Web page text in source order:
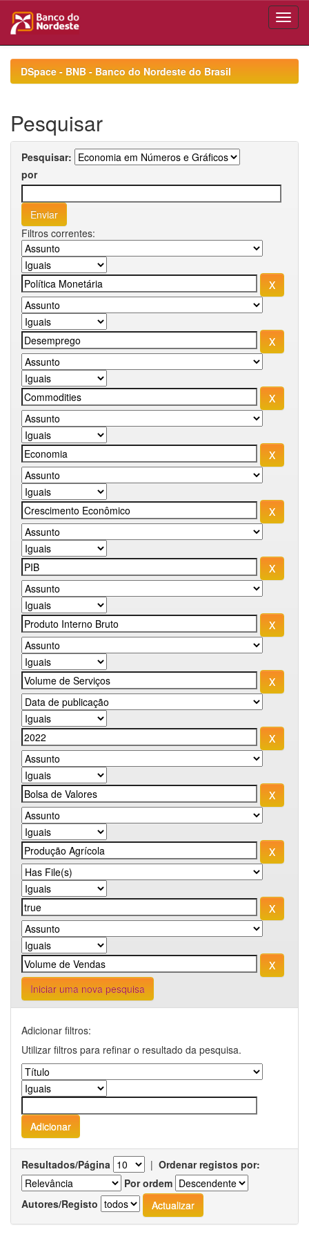
navigationDSpace - BNB - Banco do Nordeste do Brasil
Pesquisar
Pesquisar:
por
Filtros correntes:
Iniciar uma nova pesquisa
Adicionar filtros:
Utilizar filtros para refinar o resultado da pesquisa.
Resultados/Página | Ordenar registos por:
Por ordem
Autores/Registo